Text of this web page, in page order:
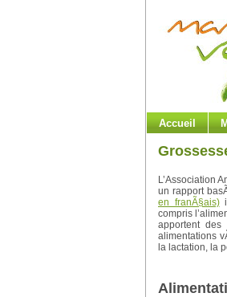
Accueil
L’Association
un rapport
en franÃ§ais)
compris
apportent
alimentations
la lactation, la